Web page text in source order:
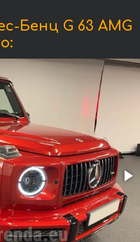
Бенц G 63 AMG